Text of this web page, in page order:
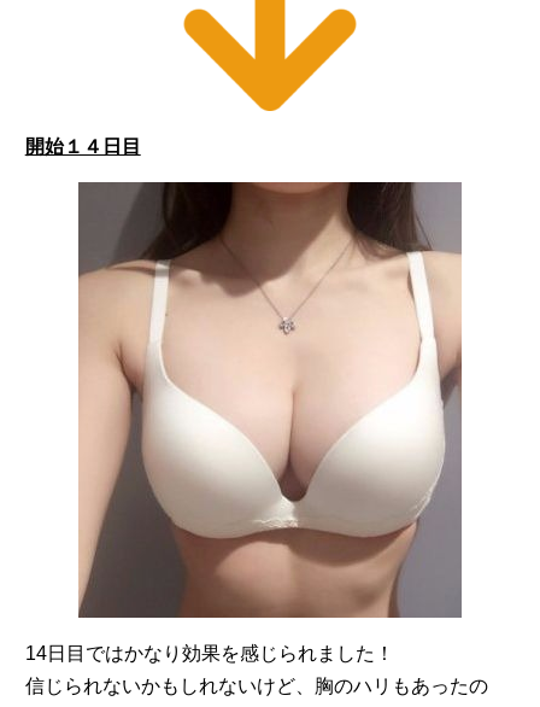
開始１４日目
14日目ではかなり効果を感じられました！
信じられないかもしれないけど、胸のハリもあったの